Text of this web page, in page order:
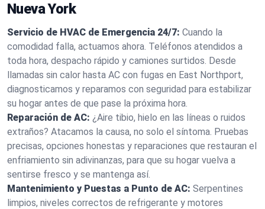
Nueva York
Servicio de HVAC de Emergencia 24/7: Cuando la
comodidad falla, actuamos ahora. Teléfonos atendidos a
toda hora, despacho rápido y camiones surtidos. Desde
llamadas sin calor hasta AC con fugas en East Northport,
diagnosticamos y reparamos con seguridad para estabilizar
su hogar antes de que pase la próxima hora.
Reparación de AC: ¿Aire tibio, hielo en las líneas o ruidos
extraños? Atacamos la causa, no solo el síntoma. Pruebas
precisas, opciones honestas y reparaciones que restauran el
enfriamiento sin adivinanzas, para que su hogar vuelva a
sentirse fresco y se mantenga así.
Mantenimiento y Puestas a Punto de AC: Serpentines
limpios, niveles correctos de refrigerante y motores